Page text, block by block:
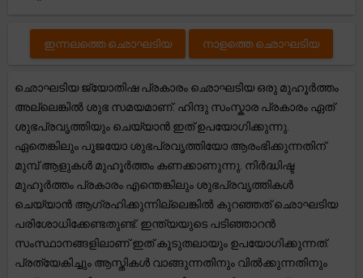
ഇന്നലത്തെ ഛൊഘടിയ നാളത്തെ ഛൊഘടിയ
ഛൊഘടിയ ജ്യോതിഷ പ്രകാരം ഛൊഘടിയ ഒരു മുഹൂർത്തം
അല്ലെങ്കിൽ ശുഭ സമയമാണ്. ഹിന്ദു സംസ്കാര പ്രകാരം ഏത്
ശുഭപ്രവൃത്തിയും ചെയ്യാൻ ഇത് ഉപയോഗിക്കുന്നു.
ഏതെങ്കിലും പൂജയോ ശുഭപ്രവൃത്തിയോ ആരംഭിക്കുന്നതിന്
മുമ്പ് ആളുകൾ മുഹൂർത്തം കണക്കാണുന്നു. നിർദ്ധിഷ്ട
മുഹൂർത്തം പ്രകാരം എന്തെങ്കിലും ശുഭപ്രവൃത്തികൾ
ചെയ്യാൻ ആഗ്രഹിക്കുന്നില്ലെങ്കിൽ കുറഞ്ഞത് ഛൊഘടിയ
പരിശോധിക്കേണ്ടതുണ്ട്. ഇന്ത്യയുടെ പടിഞ്ഞാറൻ
സംസ്ഥാനങ്ങളിലാണ് ഇത് കൂടുതലായും ഉപയോഗിക്കുന്നത്.
പ്രത്യേകിച്ചും ആസ്തികൾ വാങ്ങുന്നതിനും വിൽക്കുന്നതിനും